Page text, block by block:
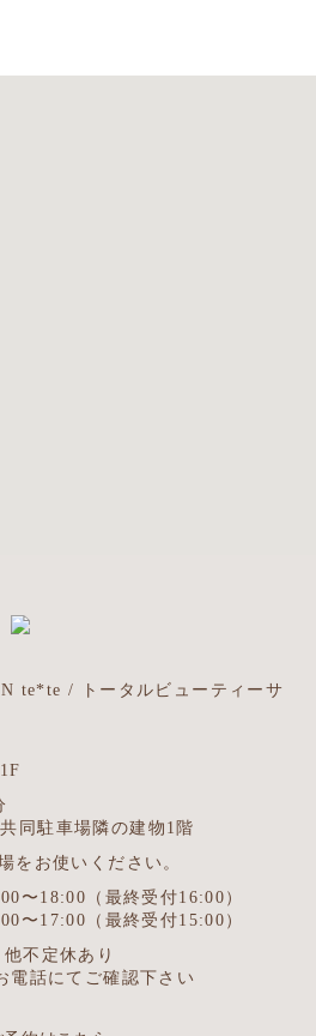
te*te / トータルビューティーサ
同駐車場隣の建物1階
をお使いください。
〜18:00（最終受付16:00）
〜17:00（最終受付15:00）
不定休あり
電話にてご確認下さい